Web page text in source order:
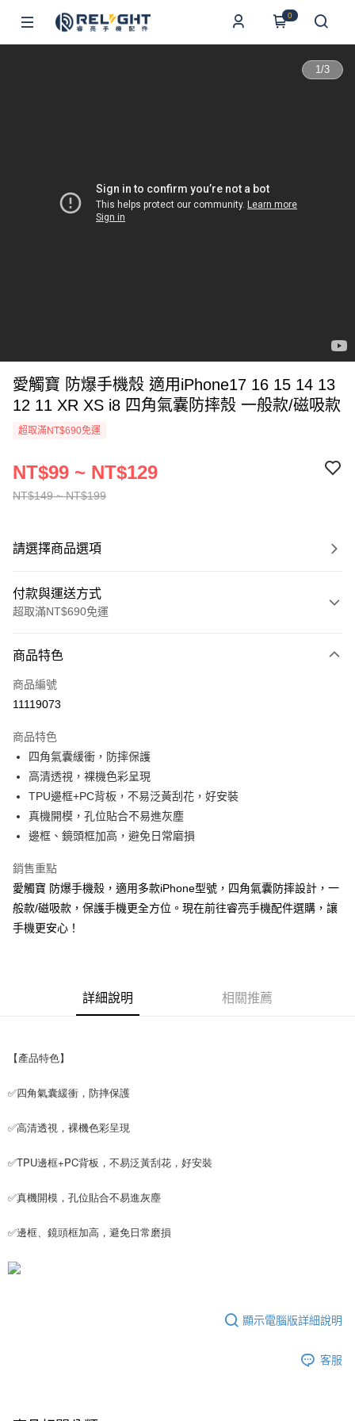
0
1/3
愛觸寶 防爆手機殼 適用iPhone17 16 15 14 13
12 11 XR XS i8 四角氣囊防摔殼 一般款/磁吸款
超取滿NT$690免運
NT$149 ~ NT$199
NT$99 ~ NT$129
請選擇商品選項
付款與運送方式
超取滿NT$690免運
信用卡一次付款
超商取貨付款
Apple Pay
街口支付
悠遊付
ATM付款
全家取貨付款
每筆NT$65，滿NT$690(含以上)免運費
付款後7-11取貨
每筆NT$100，滿NT$990(含以上)免運費
商品特色
商品編號
11119073
商品特色
四角氣囊緩衝，防摔保護
高清透視，裸機色彩呈現
TPU邊框+PC背板，不易泛黃刮花，好安裝
真機開模，孔位貼合不易進灰塵
邊框、鏡頭框加高，避免日常磨損
銷售重點
愛觸寶 防爆手機殼，適用多款iPhone型號，四角氣囊防摔設計，一
般款/磁吸款，保護手機更全方位。現在前往睿亮手機配件選購，讓
手機更安心！
詳細說明 相關推薦
【產品特色】
✅四角氣囊緩衝，防摔保護
✅高清透視，裸機色彩呈現
✅TPU邊框+PC背板，不易泛黃刮花，好安裝
✅真機開模，孔位貼合不易進灰塵
✅邊框、鏡頭框加高，避免日常磨損
顯示電腦版詳細說明
客服